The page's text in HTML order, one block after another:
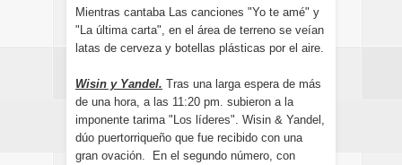
Mientras cantaba Las canciones "Yo te amé" y
"La última carta", en el área de terreno se veían
latas de cerveza y botellas plásticas por el aire.
Wisin y Yandel. Tras una larga espera de más
de una hora, a las 11:20 pm. subieron a la
imponente tarima "Los líderes". Wisin & Yandel,
dúo puertorriqueño que fue recibido con una
gran ovación. En el segundo número, con